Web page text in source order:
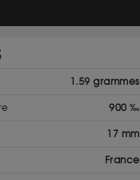
1.59 grammes
900 ‰
17 mm
France